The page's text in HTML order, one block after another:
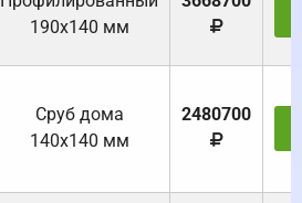
190х140 мм
Cруб дома
140х140 мм
2480700